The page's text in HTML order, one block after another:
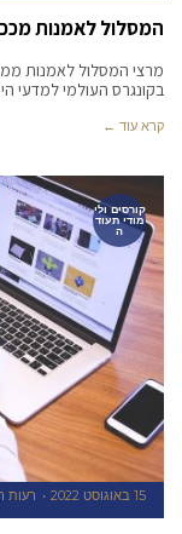
המסלול לאמנות
מרצי המסלול לאמנות
בקונגרס העולמי למדעי
קרא עוד ←
קורסים ולי
מודי תעוד
ה
15 באוגוסט 2022 רעות